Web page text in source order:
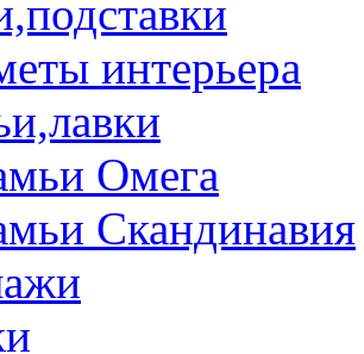
интерьера
Омега
Скандинавия